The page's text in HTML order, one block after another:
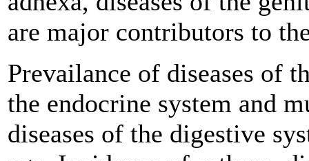
are major contributors to
Prevailance of diseases of
the endocrine system and
diseases of the digestive